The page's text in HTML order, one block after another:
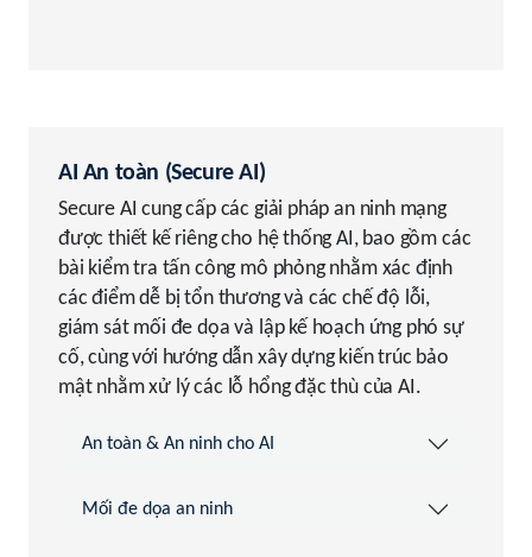
AI An toàn (Secure AI)
Secure AI cung cấp các giải pháp an ninh mạng
được thiết kế riêng cho hệ thống AI, bao gồm các
bài kiểm tra tấn công mô phỏng nhằm xác định
các điểm dễ bị tổn thương và các chế độ lỗi,
giám sát mối đe dọa và lập kế hoạch ứng phó sự
cố, cùng với hướng dẫn xây dựng kiến trúc bảo
mật nhằm xử lý các lỗ hổng đặc thù của AI.
An toàn & An ninh cho AI
Mối đe dọa an ninh